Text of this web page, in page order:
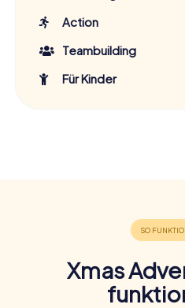
Action
Teambuilding
Für Kinder
Xmas